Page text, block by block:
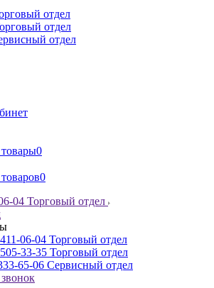
отдел
отдел
отдел
0
0
04 Торговый отдел
06-04 Торговый отдел
33-35 Торговый отдел
65-06 Сервисный отдел
звонок